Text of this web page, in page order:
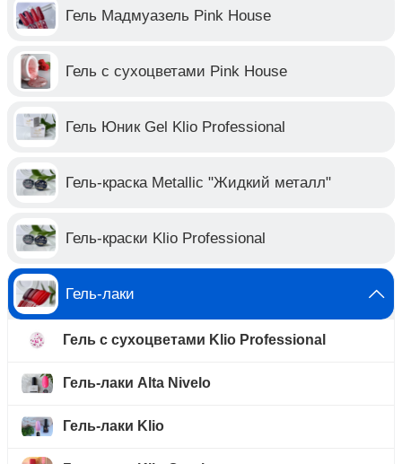
Гель Мадмуазель Pink House
Гель с сухоцветами Pink House
Гель Юник Gel Klio Professional
Гель-краска Metallic "Жидкий металл"
Гель-краски Klio Professional
Гель-лаки
Гель с сухоцветами Klio Professional
Гель-лаки Alta Nivelo
Гель-лаки Klio